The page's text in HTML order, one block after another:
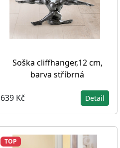
Soška cliffhanger,12 cm,
barva stříbrná
639 Kč Detail
TOP